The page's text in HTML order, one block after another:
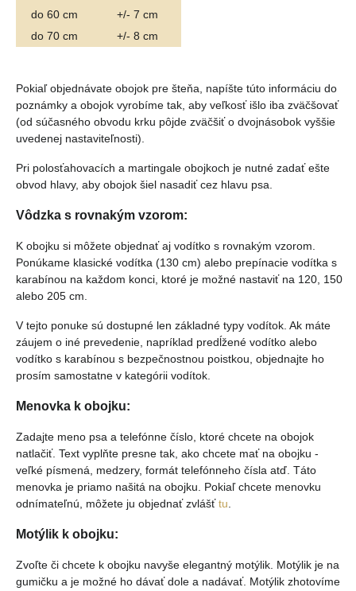
do 60 cm
+/- 7 cm
do 70 cm
+/- 8 cm
Pokiaľ objednávate obojok pre šteňa, napíšte túto informáciu do
poznámky a obojok vyrobíme tak, aby veľkosť išlo iba zväčšovať
(od súčasného obvodu krku pôjde zväčšiť o dvojnásobok vyššie
uvedenej nastaviteľnosti).
Pri polosťahovacích a martingale obojkoch je nutné zadať ešte
obvod hlavy, aby obojok šiel nasadiť cez hlavu psa.
Vôdzka s rovnakým vzorom:
K obojku si môžete objednať aj vodítko s rovnakým vzorom.
Ponúkame klasické vodítka (130 cm) alebo prepínacie vodítka s
karabínou na každom konci, ktoré je možné nastaviť na 120, 150
alebo 205 cm.
V tejto ponuke sú dostupné len základné typy vodítok. Ak máte
záujem o iné prevedenie, napríklad predĺžené vodítko alebo
vodítko s karabínou s bezpečnostnou poistkou, objednajte ho
prosím samostatne v kategórii vodítok.
Menovka k obojku:
Zadajte meno psa a telefónne číslo, ktoré chcete na obojok
natlačiť. Text vyplňte presne tak, ako chcete mať na obojku -
veľké písmená, medzery, formát telefónneho čísla atď. Táto
menovka je priamo našitá na obojku. Pokiaľ chcete menovku
odnímateľnú, môžete ju objednať zvlášťtu
Motýlik k obojku:
Zvoľte či chcete k obojku navyše elegantný motýlik. Motýlik je na
gumičku a je možné ho dávať dole a nadávať. Motýlik zhotovíme